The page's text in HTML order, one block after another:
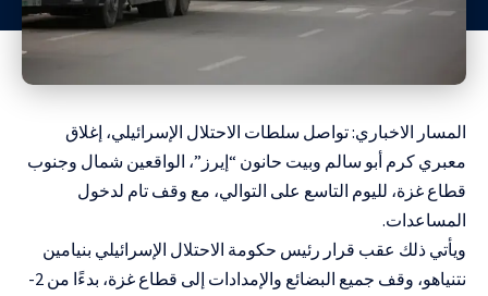
المسار الاخباري: تواصل سلطات الاحتلال الإسرائيلي، إغلاق
معبري كرم أبو سالم وبيت حانون “إيرز”، الواقعين شمال وجنوب
قطاع غزة، لليوم التاسع على التوالي، مع وقف تام لدخول
المساعدات.
ويأتي ذلك عقب قرار رئيس حكومة الاحتلال الإسرائيلي بنيامين
نتنياهو، وقف جميع البضائع والإمدادات إلى قطاع غزة، بدءًا من 2-